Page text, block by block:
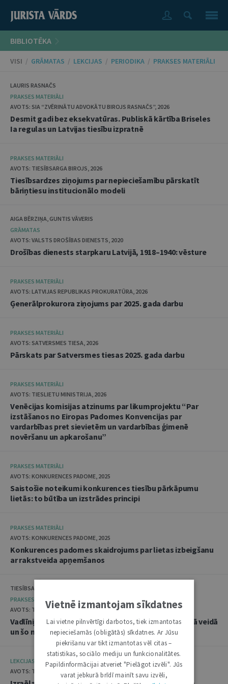
BIBLIOTĒKA
VISI / GRĀMATAS / LEKCIJAS / PERIODIKA / PRAKSES MATERIĀLI
LAURIS RASNAČS
PRAKSES MATERIĀLI
AVOTS: SIA “ZVĒRINĀTU ADVOKĀTU BIROJS RASNAČS”, 2026
Desmit gadi bez eksekvatūras. Publiskā kārtība Briseles
Ia regulas un Latvijas tiesību izpratnē
PRAKSES MATERIĀLI
AVOTS: TIESĪBSARGA BIROJS, 2026
Tiesībsardzes ziņojums par nepieciešamību pārskatīt
bāriņtiesu institucionālo modeli
AIGA BĒRZIŅA, GUNTIS VĀVERIS
GRĀMATAS
AVOTS: VALSTS DROŠĪBAS DIENESTS, 2020
Drošības dienests starpkaru Latvijā, 1918–1940: vēsture
PRAKSES MATERIĀLI
AVOTS: LATVIJAS REPUBLIKAS PROKURATŪRA, 2026
Ģenerālprokurora ziņojums par 2025. gada darbu
PRAKSES MATERIĀLI
AVOTS: SATVERSMES TIESA, 2026
Pārskats par Satversmes tiesas 2025. gada darbu
PRAKSES MATERIĀLI
AVOTS: TIESLIETU MINISTRIJA, 2026
Venēcijas komisijas atzinums par likumprojektu “Par
izstāšanos no Eiropas Padomes Konvencijas par
vardarbības pret sievietēm un vardarbības ģimenē
novēršanu un apkarošanu”
PRAKSES MATERIĀLI
AVOTS: KONKURENCES PADOME, 2025
Saistošie noteikumi konkurences tiesību pārkāpumu
lietās: to būtība un izstrādes principi
PRAKSES MATERIĀLI
AVOTS: KONKURENCES PADOME, 2025
Konkurences padomes skaidrojums par lietas izbeigšanu
ar rakstveida apņemšanos
TIESĪBSARGA BIROJS, DATU VALSTS INSPEKCIJA
PRAKSES MATERIĀLI
AVOTS: TIESĪBSARGA BIROJS, 2025
Vadlīnijas "Amatpersonu datu apstrāde audiovizuālā veidā
un šo materiālu publicēšana"
LEKCIJAS
AVOTS: TIESLIETU AKADĒMIJA, 2025
Vietnē izmantojam sīkdatnes
Lai vietne pilnvērtīgi darbotos, tiek izmantotas
nepieciešamās (obligātās) sīkdatnes. Ar Jūsu
piekrišanu var tikt izmantotas vēl citas –
statistikas, sociālo mediju un funkcionalitātes.
Papildinformācijai atveriet "Pielāgot izvēli". Jūs
varat jebkurā brīdī mainīt savu izvēli,